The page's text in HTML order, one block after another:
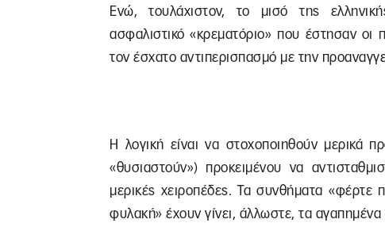
Ενώ, τουλάχιστον, το μισό της
ασφαλιστικό «κρεματόριο» που έστησαν οι
τον έσχατο αντιπερισπασμό με την
Η λογική είναι να στοχοποιηθούν μερικά
«θυσιαστούν») προκειμένου να
μερικές χειροπέδες. Τα συνθήματα «φέρτε
φυλακή» έχουν γίνει, άλλωστε, τα